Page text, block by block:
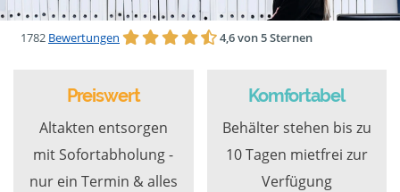
1782 Bewertungen 4,6 von 5 Sternen
Preiswert
Altakten entsorgen
mit Sofortabholung -
nur ein Termin & alles
Komfortabel
Behälter stehen bis zu
10 Tagen mietfrei zur
Verfügung